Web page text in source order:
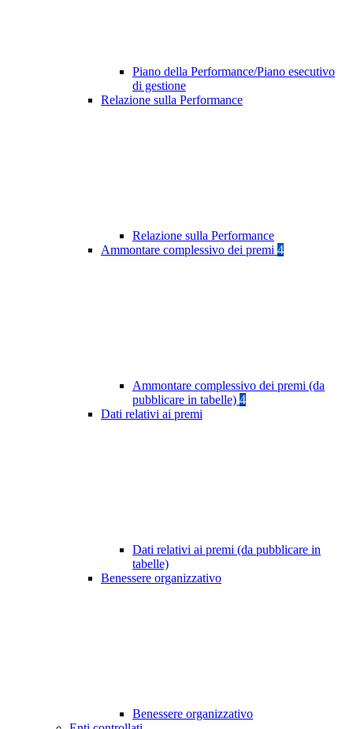
Piano della Performance/Piano esecutivo
di gestione
Relazione sulla Performance
Relazione sulla Performance
Ammontare complessivo dei premi 4
Ammontare complessivo dei premi (da
pubblicare in tabelle) 4
Dati relativi ai premi
Dati relativi ai premi (da pubblicare in
tabelle)
Benessere organizzativo
Benessere organizzativo